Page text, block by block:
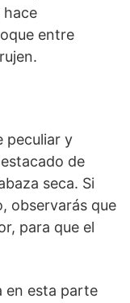
hace
entre
peculiar y
de
seca. Si
observarás que
para que el
en esta parte